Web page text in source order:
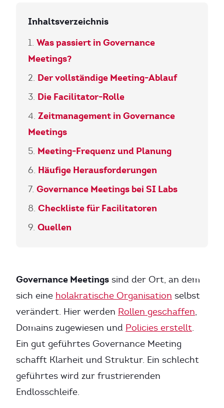
Inhaltsverzeichnis
Was passiert in Governance
Meetings?
Der vollständige Meeting-Ablauf
Die Facilitator-Rolle
Zeitmanagement in Governance
Meetings
Meeting-Frequenz und Planung
Häufige Herausforderungen
Governance Meetings bei SI Labs
Checkliste für Facilitatoren
Quellen
Governance Meetings sind der Ort, an dem
sich eine holakratische Organisation selbst
verändert. Hier werden Rollen geschaffen,
Domains zugewiesen und Policies erstellt.
Ein gut geführtes Governance Meeting
schafft Klarheit und Struktur. Ein schlecht
geführtes wird zur frustrierenden
Endlosschleife.